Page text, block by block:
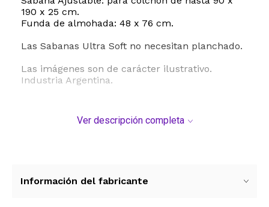
190 x 25 cm.
Funda de almohada: 48 x 76 cm.
Las Sabanas Ultra Soft no necesitan planchado.
Las imágenes son de carácter ilustrativo.
Industria Argentina.
Ver descripción completa
Información del fabricante